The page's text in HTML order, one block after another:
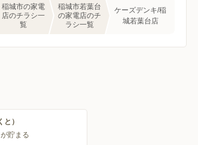
稲城市の家電
店のチラシ一
覧
稲城市若葉台
の家電店のチ
ラシ一覧
ケーズデンキ/稲
城若葉台店
）
貯まる